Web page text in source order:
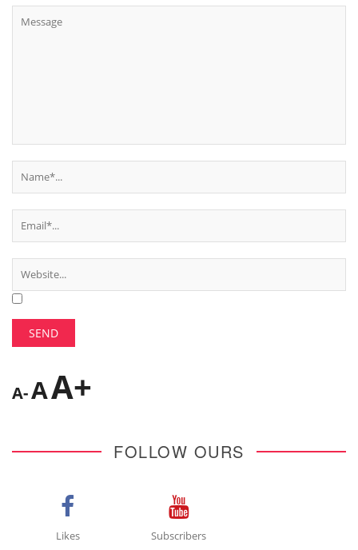
A-AA+
FOLLOW OURS
Likes Subscribers